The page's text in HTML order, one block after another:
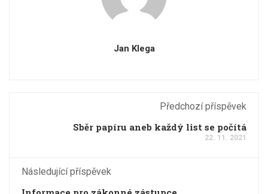
Jan Klega
Předchozí příspěvek
Sběr papíru aneb každý list se počítá
22. 11. 2021
Následující příspěvek